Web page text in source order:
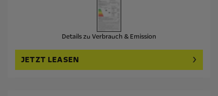
Details zu Verbrauch & Emission
JETZT LEASEN